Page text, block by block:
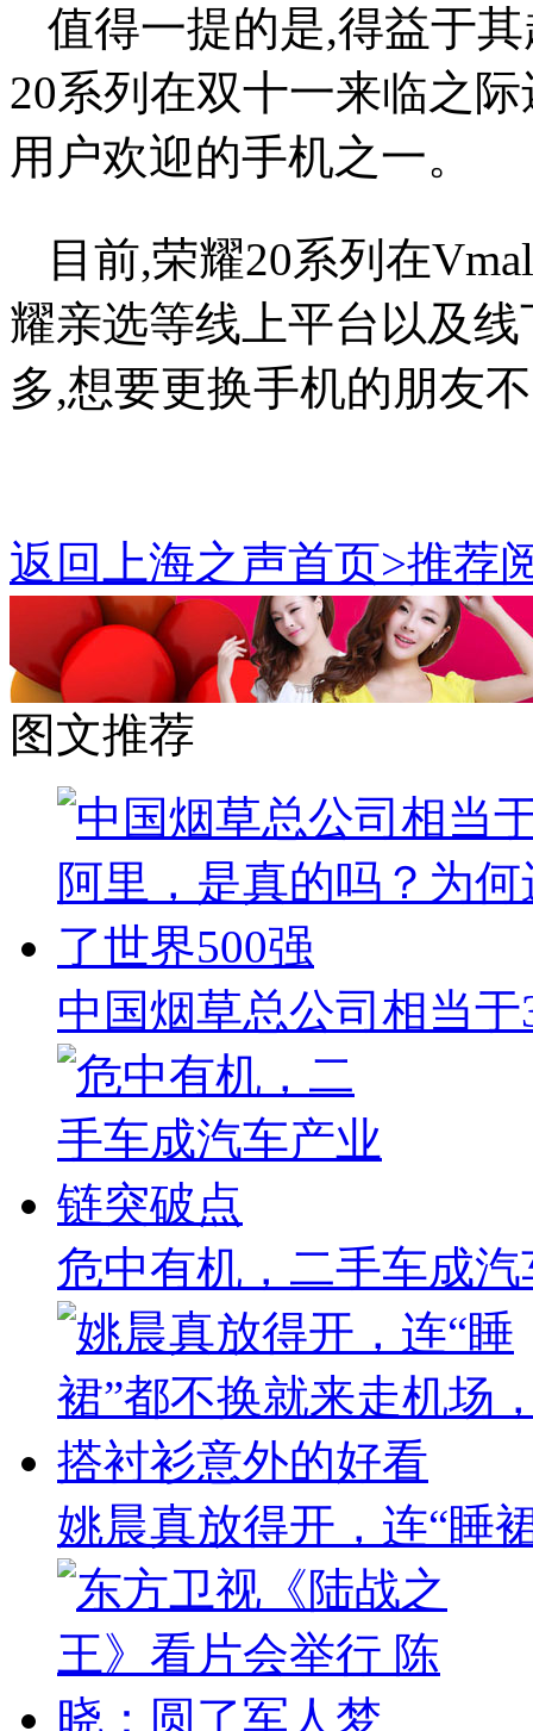
值得一提的是,得益于
20系列在双十一来临之
用户欢迎的手机之一。
目前,荣耀20系列在
耀亲选等线上平台以及
多,想要更换手机的朋友
返回上海之声首页>推荐
图文推荐
中国烟草总公司相当
危中有机，二手车成
姚晨真放得开，连“睡